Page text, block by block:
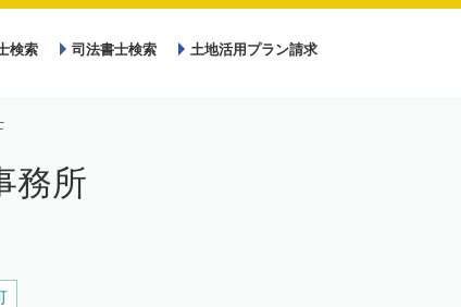
検索 司法書士検索 土地活用プラン請求
務所